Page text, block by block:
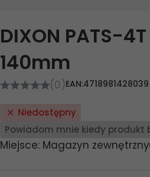
DIXON PATS-
140mm
(0)EAN:4718981428039
Niedostępny
Powiadom mnie kiedy produkt
Miejsce: Magazyn zewnętrzny